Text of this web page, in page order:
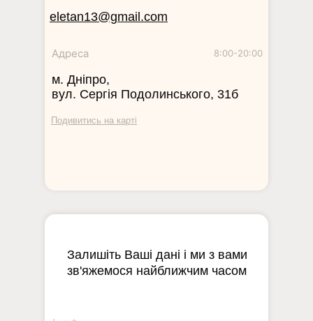
Залишіть Ваші дані і ми з вами
зв'яжемося найближчим часом
eletan13@gmail.com
Подивитись на карті
8:00-20:00
Адреса
м. Дніпро,
вул. Сергія Подолинського, 31б